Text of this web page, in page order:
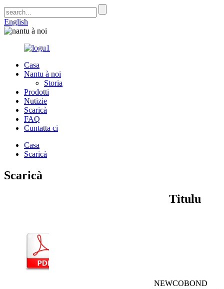
English
Casa
Nantu à noi
Storia
Prodotti
Nutizie
Scaricà
FAQ
Cuntatta ci
Casa
Scaricà
Scaricà
Titulu
NEWCOBOND